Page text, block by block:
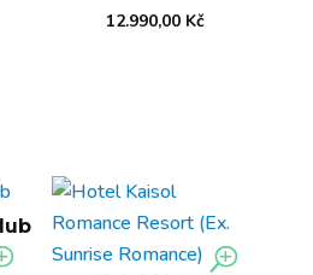
12.990,00 Kč